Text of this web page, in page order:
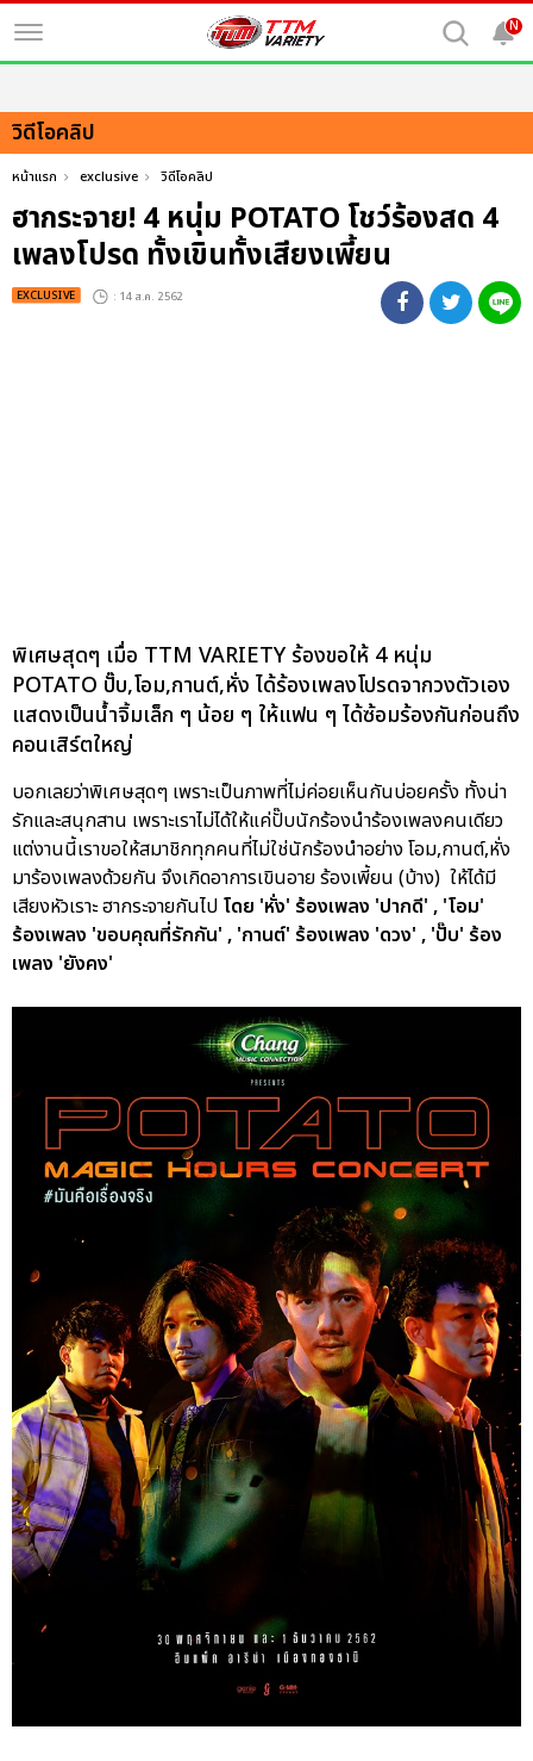
N
วิดีโอคลิป
หน้าแรก exclusive วิดีโอคลิป
ฮากระจาย! 4 หนุ่ม POTATO โชว์ร้องสด 4
เพลงโปรด ทั้งเขินทั้งเสียงเพี้ยน
EXCLUSIVE : 14 ส.ค. 2562
พิเศษสุดๆ เมื่อ TTM VARIETY ร้องขอให้ 4 หนุ่ม
POTATO ปั๊บ,โอม,กานต์,หั่ง ได้ร้องเพลงโปรดจากวงตัวเอง
แสดงเป็นน้ำจิ้มเล็ก ๆ น้อย ๆ ให้แฟน ๆ ได้ซ้อมร้องกันก่อนถึง
คอนเสิร์ตใหญ่
บอกเลยว่าพิเศษสุดๆ เพราะเป็นภาพที่ไม่ค่อยเห็นกันบ่อยครั้ง ทั้งน่า
รักและสนุกสาน เพราะเราไม่ได้ให้แค่ปั๊บนักร้องนำร้องเพลงคนเดียว
แต่งานนี้เราขอให้สมาชิกทุกคนที่ไม่ใช่นักร้องนำอย่าง โอม,กานต์,หั่ง
มาร้องเพลงด้วยกัน จึงเกิดอาการเขินอาย ร้องเพี้ยน (บ้าง) ให้ได้มี
เสียงหัวเราะ ฮากระจายกันไป โดย 'หั่ง' ร้องเพลง 'ปากดี' , 'โอม'
ร้องเพลง 'ขอบคุณที่รักกัน' , 'กานต์' ร้องเพลง 'ดวง' , 'ปั๊บ' ร้อง
เพลง 'ยังคง'